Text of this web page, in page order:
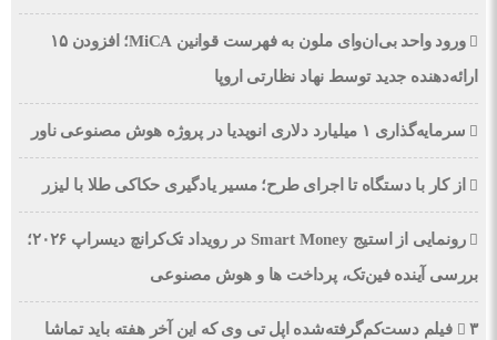
ورود واحد بی‌ان‌وای ملون به فهرست قوانین MiCA؛ افزودن ۱۵
ارائه‌دهنده جدید توسط نهاد نظارتی اروپا
سرمایه‌گذاری ۱ میلیارد دلاری انویدیا در پروژه هوش مصنوعی ناور
از کار با دستگاه تا اجرای طرح؛ مسیر یادگیری حکاکی طلا با لیزر
رونمایی از استیج Smart Money در رویداد تک‌کرانچ دیسراپ ۲۰۲۶؛
بررسی آینده فین‌تک، پرداخت‌ ها و هوش مصنوعی
۳ فیلم دست‌کم‌گرفته‌شده اپل تی وی که این آخر هفته باید تماشا